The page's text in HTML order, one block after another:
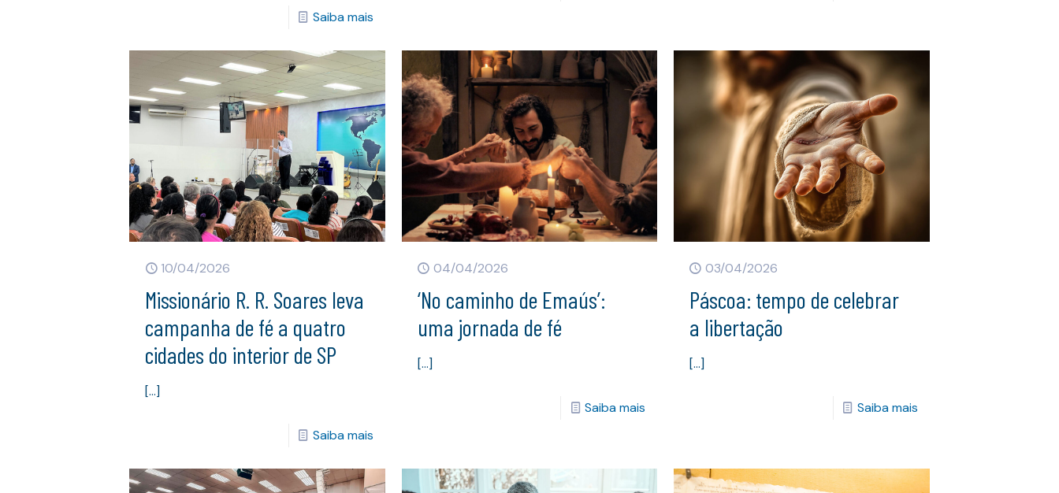
Saiba mais
10/04/2026
Missionário R. R. Soares leva
campanha de fé a quatro
cidades do interior de SP
[…]
Saiba mais
04/04/2026
‘No caminho de Emaús’:
uma jornada de fé
[…]
Saiba mais
03/04/2026
Páscoa: tempo de celebrar
a libertação
[…]
Saiba mais